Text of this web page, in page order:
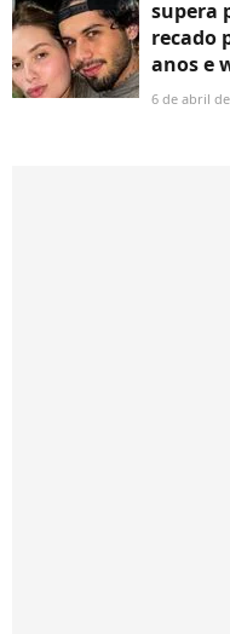
supera
recado
anos e
6 de abril